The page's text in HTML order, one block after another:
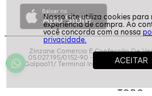
privacidade.
Ao assinar, aceito receber
loja